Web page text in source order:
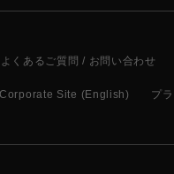
よくあるご質問 / お問い合わせ
Site (English) プ